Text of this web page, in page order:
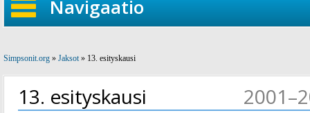
Navigaatio
Simpsonit.org » Jaksot» 13. esityskausi
13. esityskausi